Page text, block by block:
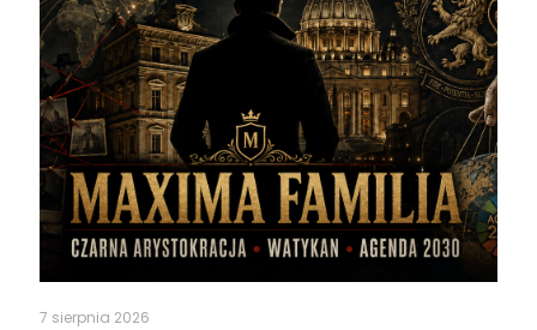
7 sierpnia 2026